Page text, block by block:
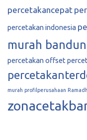
percetakancepat
percetakan indonesia
murah
percetakan offset
murah profilperusahaan